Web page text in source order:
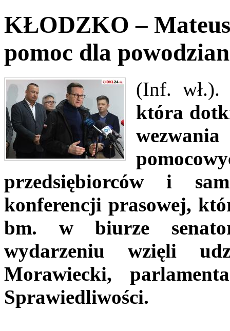
KŁODZKO –
pomoc dla powodzian
(Inf.
która
przedsiębiorców i
konferencji prasowej,
bm. w biurze
wydarzeniu wzięli
Morawiecki,
Sprawiedliwości.